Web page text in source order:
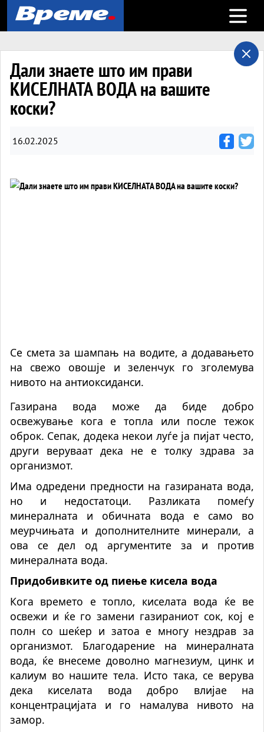
Open
Дали знаете што им прави
КИСЕЛНАТА ВОДА на вашите
коски?
16.02.2025
Се смета за шампањ на водите, а додавањето
на свежо овошје и зеленчук го зголемува
нивото на антиоксиданси.
Газирана вода може да биде добро
освежување кога е топла или после тежок
оброк. Сепак, додека некои луѓе ja пијат често,
други веруваат дека не е толку здравa за
организмот.
Има одредени предности на газираната вода,
но и недостатоци. Разликата помеѓу
минералната и обичната вода е само во
меурчињата и дополнителните минерали, а
ова се дел од аргументите за и против
минералната вода.
Придобивките од пиење кисела вода
Кога времето е топло, киселата вода ќе ве
освежи и ќе го замени газираниот сок, кој е
полн со шеќер и затоа е многу нездрав за
организмот. Благодарение на минералната
вода, ќе внесеме доволно магнезиум, цинк и
калиум во нашите тела. Исто така, се верува
дека киселата вода добро влијае на
концентрацијата и го намалува нивото на
замор.